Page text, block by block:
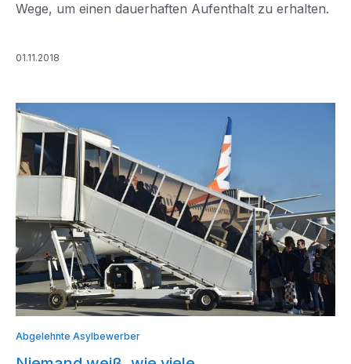
Wege, um einen dauerhaften Aufenthalt zu erhalten.
01.11.2018
Abgelehnte Asylbewerber